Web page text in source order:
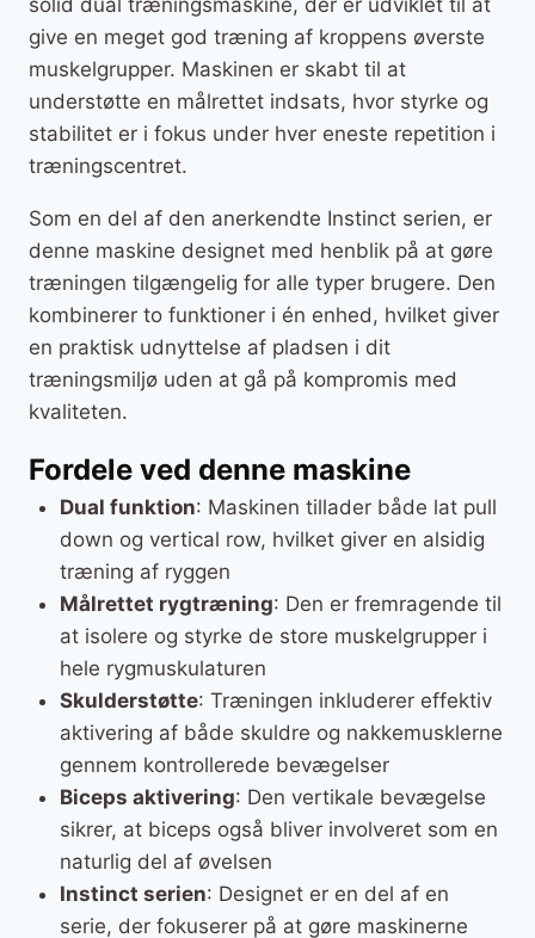
solid dual træningsmaskine, der er udviklet til at
give en meget god træning af kroppens øverste
muskelgrupper. Maskinen er skabt til at
understøtte en målrettet indsats, hvor styrke og
stabilitet er i fokus under hver eneste repetition i
træningscentret.
Som en del af den anerkendte Instinct serien, er
denne maskine designet med henblik på at gøre
træningen tilgængelig for alle typer brugere. Den
kombinerer to funktioner i én enhed, hvilket giver
en praktisk udnyttelse af pladsen i dit
træningsmiljø uden at gå på kompromis med
kvaliteten.
Fordele ved denne maskine
Dual funktion: Maskinen tillader både lat pull
down og vertical row, hvilket giver en alsidig
træning af ryggen
Målrettet rygtræning: Den er fremragende til
at isolere og styrke de store muskelgrupper i
hele rygmuskulaturen
Skulderstøtte: Træningen inkluderer effektiv
aktivering af både skuldre og nakkemusklerne
gennem kontrollerede bevægelser
Biceps aktivering: Den vertikale bevægelse
sikrer, at biceps også bliver involveret som en
naturlig del af øvelsen
Instinct serien: Designet er en del af en
serie, der fokuserer på at gøre maskinerne